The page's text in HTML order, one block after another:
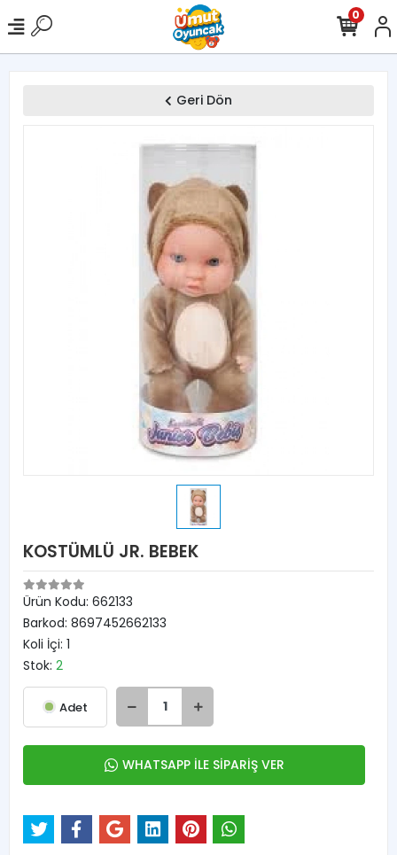
0
Geri Dön
KOSTÜMLÜ JR. BEBEK
Ürün Kodu: 662133
Barkod: 8697452662133
Koli İçi: 1
Stok: 2
Adet
WHATSAPP İLE SİPARİŞ VER